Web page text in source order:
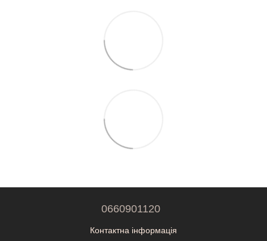
0660901120
Контактна інформація